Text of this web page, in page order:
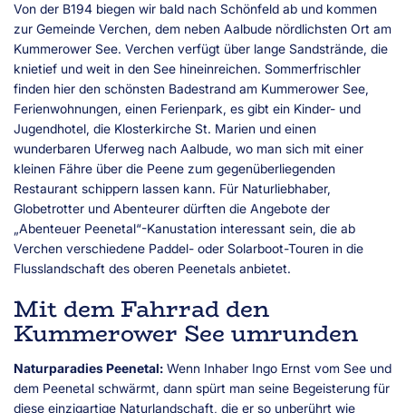
Von der B194 biegen wir bald nach Schönfeld ab und kommen
zur Gemeinde Verchen, dem neben Aalbude nördlichsten Ort am
Kummerower See. Verchen verfügt über lange Sandstrände, die
knietief und weit in den See hineinreichen. Sommerfrischler
finden hier den schönsten Badestrand am Kummerower See,
Ferienwohnungen, einen Ferienpark, es gibt ein Kinder- und
Jugendhotel, die Klosterkirche St. Marien und einen
wunderbaren Uferweg nach Aalbude, wo man sich mit einer
kleinen Fähre über die Peene zum gegenüberliegenden
Restaurant schippern lassen kann. Für Naturliebhaber,
Globetrotter und Abenteurer dürften die Angebote der
„Abenteuer Peenetal“-Kanustation interessant sein, die ab
Verchen verschiedene Paddel- oder Solarboot-Touren in die
Flusslandschaft des oberen Peenetals anbietet.
Mit dem Fahrrad den
Kummerower See umrunden
Naturparadies Peenetal: Wenn Inhaber Ingo Ernst vom See und
dem Peenetal schwärmt, dann spürt man seine Begeisterung für
diese einzigartige Naturlandschaft, die er so unberührt wie